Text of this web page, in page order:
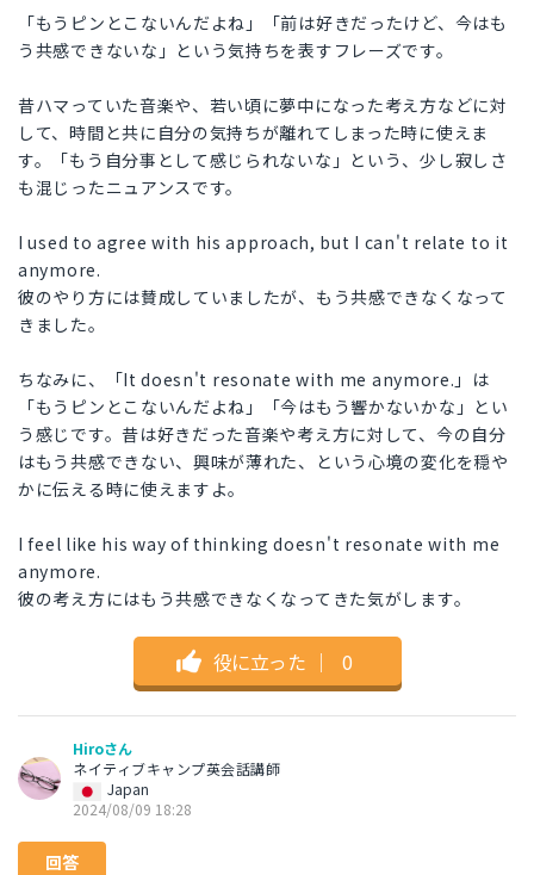
「もうピンとこないんだよね」「前は好きだったけど、今はも
う共感できないな」という気持ちを表すフレーズです。
昔ハマっていた音楽や、若い頃に夢中になった考え方などに対
して、時間と共に自分の気持ちが離れてしまった時に使えま
す。「もう自分事として感じられないな」という、少し寂しさ
も混じったニュアンスです。
I used to agree with his approach, but I can't relate to it
anymore.
彼のやり方には賛成していましたが、もう共感できなくなって
きました。
ちなみに、「It doesn't resonate with me anymore.」は
「もうピンとこないんだよね」「今はもう響かないかな」とい
う感じです。昔は好きだった音楽や考え方に対して、今の自分
はもう共感できない、興味が薄れた、という心境の変化を穏や
かに伝える時に使えますよ。
I feel like his way of thinking doesn't resonate with me
anymore.
彼の考え方にはもう共感できなくなってきた気がします。
役に立った ｜ 0
Hiroさん
ネイティブキャンプ英会話講師
Japan
2024/08/09 18:28
回答